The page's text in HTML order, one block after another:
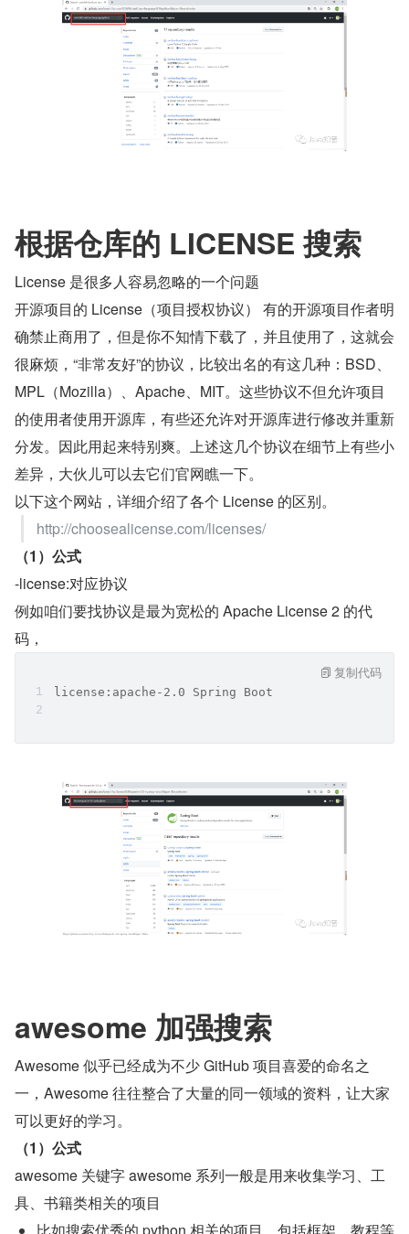
根据仓库的 LICENSE 搜索
License 是很多人容易忽略的一个问题
开源项目的 License（项目授权协议） 有的开源项目作者明
确禁止商用了，但是你不知情下载了，并且使用了，这就会
很麻烦，“非常友好”的协议，比较出名的有这几种：BSD、
MPL（Mozilla）、Apache、MIT。这些协议不但允许项目
的使用者使用开源库，有些还允许对开源库进行修改并重新
分发。因此用起来特别爽。上述这几个协议在细节上有些小
差异，大伙儿可以去它们官网瞧一下。
以下这个网站，详细介绍了各个 License 的区别。
http://choosealicense.com/licenses/
（1）公式
-license:对应协议
例如咱们要找协议是最为宽松的 Apache License 2 的代
码，
license:apache-2.0 Spring Boot
复制代码
awesome 加强搜索
Awesome 似乎已经成为不少 GitHub 项目喜爱的命名之
一，Awesome 往往整合了大量的同一领域的资料，让大家
可以更好的学习。
（1）公式
awesome 关键字 awesome 系列一般是用来收集学习、工
具、书籍类相关的项目
比如搜索优秀的 python 相关的项目，包括框架、教程等